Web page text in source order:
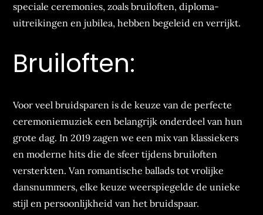
speciale ceremonies, zoals bruiloften, diploma-
uitreikingen en jubilea, hebben begeleid en verrijkt.
Bruiloften:
Voor veel bruidsparen is de keuze van de perfecte
ceremoniemuziek een belangrijk onderdeel van hun
grote dag. In 2019 zagen we een mix van klassiekers
en moderne hits die de sfeer tijdens bruiloften
versterkten. Van romantische ballads tot vrolijke
dansnummers, elke keuze weerspiegelde de unieke
stijl en persoonlijkheid van het bruidspaar.